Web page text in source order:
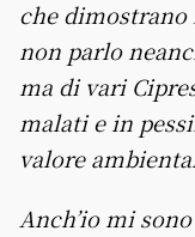
che dimostrano
non parlo
ma di vari
malati e in
valore
Anch’io mi